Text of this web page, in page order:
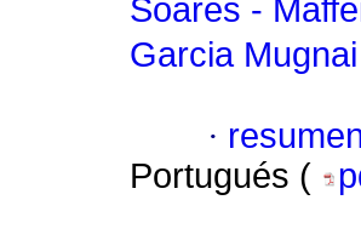
Soares -
Garcia
·
Portugués (